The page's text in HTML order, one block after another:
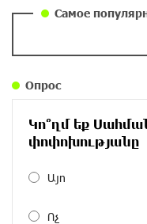
Размик
Самое
Опрос
Կո՞ղմ եք
փոփոխությանը
Այո
Ոչ